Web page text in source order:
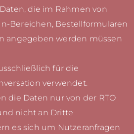
die im Rahmen von
Bereichen, Bestellformularen
angegeben werden müssen
für die
verwendet.
die Daten nur von der RTO
nicht an Dritte
es sich um Nutzeranfragen